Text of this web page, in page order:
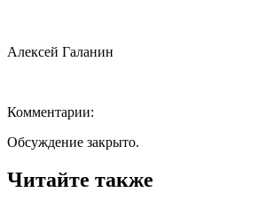
Алексей Галанин
Комментарии:
Обсуждение закрыто.
Читайте также